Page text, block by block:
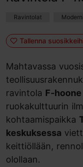
Ravintolat
Tallenna
Mahtavassa
ravintola F-hoone
ruokakulttuurin
kohtaamispaikka
keskuksessa
keittiöllään,
olollaan.